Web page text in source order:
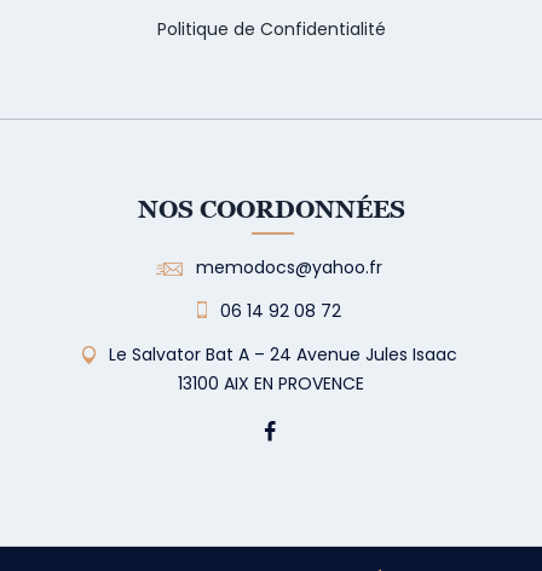
Politique de Confidentialité
NOS COORDONNÉES
memodocs@yahoo.fr
06 14 92 08 72
Le Salvator Bat A – 24 Avenue Jules Isaac
13100 AIX EN PROVENCE